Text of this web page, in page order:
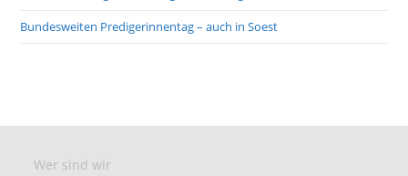
Bundesweiten Predigerinnentag – auch in Soest
Wer sind wir